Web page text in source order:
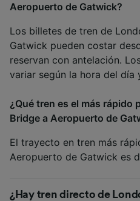
Aeropuerto de Gatwick?
Los billetes de tren de
Gatwick pueden costar
reservan con antelación.
variar según la hora del día
¿Qué tren es el más rápido
Bridge a Aeropuerto de
El trayecto en tren más
Aeropuerto de Gatwick es
¿Hay tren directo de